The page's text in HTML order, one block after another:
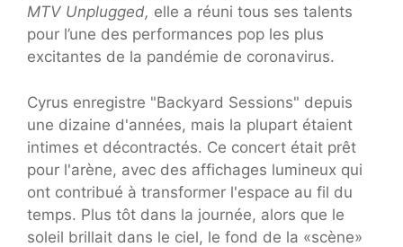
MTV Unplugged, elle a réuni tous ses talents
pour l’une des performances pop les plus
excitantes de la pandémie de coronavirus.
Cyrus enregistre "Backyard Sessions" depuis
une dizaine d'années, mais la plupart étaient
intimes et décontractés. Ce concert était prêt
pour l'arène, avec des affichages lumineux qui
ont contribué à transformer l'espace au fil du
temps. Plus tôt dans la journée, alors que le
soleil brillait dans le ciel, le fond de la «scène»